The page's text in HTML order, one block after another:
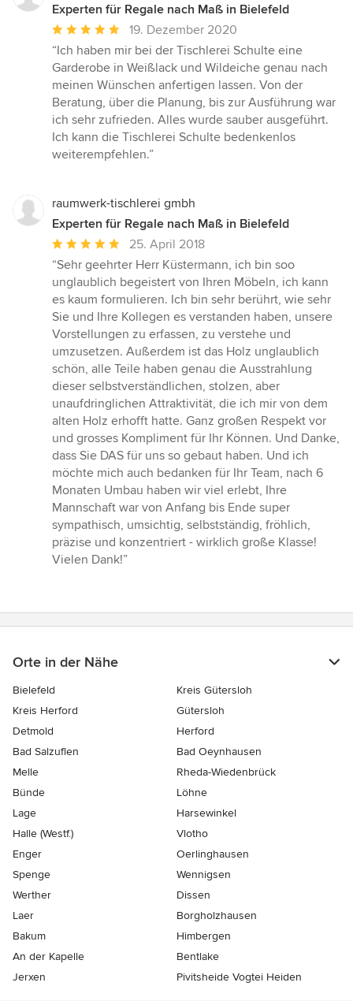
Experten für Regale nach Maß in Bielefeld
Durchschnittliche
Bewertung:
5
von
5
Sternen
19. Dezember 2020
“Ich haben mir bei der Tischlerei Schulte eine
Garderobe in Weißlack und Wildeiche genau nach
meinen Wünschen anfertigen lassen. Von der
Beratung, über die Planung, bis zur Ausführung war
ich sehr zufrieden. Alles wurde sauber ausgeführt.
Ich kann die Tischlerei Schulte bedenkenlos
weiterempfehlen.”
raumwerk-tischlerei gmbh
Experten für Regale nach Maß in Bielefeld
Durchschnittliche
Bewertung:
5
von
5
Sternen
25. April 2018
“Sehr geehrter Herr Küstermann, ich bin soo
unglaublich begeistert von Ihren Möbeln, ich kann
es kaum formulieren. Ich bin sehr berührt, wie sehr
Sie und Ihre Kollegen es verstanden haben, unsere
Vorstellungen zu erfassen, zu verstehe und
umzusetzen. Außerdem ist das Holz unglaublich
schön, alle Teile haben genau die Ausstrahlung
dieser selbstverständlichen, stolzen, aber
unaufdringlichen Attraktivität, die ich mir von dem
alten Holz erhofft hatte. Ganz großen Respekt vor
und grosses Kompliment für Ihr Können. Und Danke,
dass Sie DAS für uns so gebaut haben. Und ich
möchte mich auch bedanken für Ihr Team, nach 6
Monaten Umbau haben wir viel erlebt, Ihre
Mannschaft war von Anfang bis Ende super
sympathisch, umsichtig, selbstständig, fröhlich,
präzise und konzentriert - wirklich große Klasse!
Vielen Dank!”
Orte in der Nähe
Bielefeld
Kreis Gütersloh
Kreis Herford
Gütersloh
Detmold
Herford
Bad Salzuflen
Bad Oeynhausen
Melle
Rheda-Wiedenbrück
Bünde
Löhne
Lage
Harsewinkel
Halle (Westf.)
Vlotho
Enger
Oerlinghausen
Spenge
Wennigsen
Werther
Dissen
Laer
Borgholzhausen
Bakum
Himbergen
An der Kapelle
Bentlake
Jerxen
Pivitsheide Vogtei Heiden